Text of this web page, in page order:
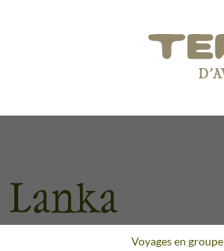
Voyages en groupe